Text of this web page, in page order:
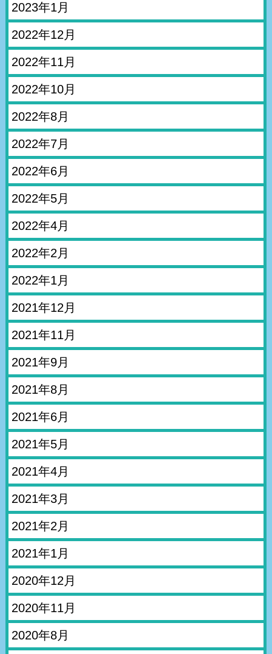
2023年1月
2022年12月
2022年11月
2022年10月
2022年8月
2022年7月
2022年6月
2022年5月
2022年4月
2022年2月
2022年1月
2021年12月
2021年11月
2021年9月
2021年8月
2021年6月
2021年5月
2021年4月
2021年3月
2021年2月
2021年1月
2020年12月
2020年11月
2020年8月